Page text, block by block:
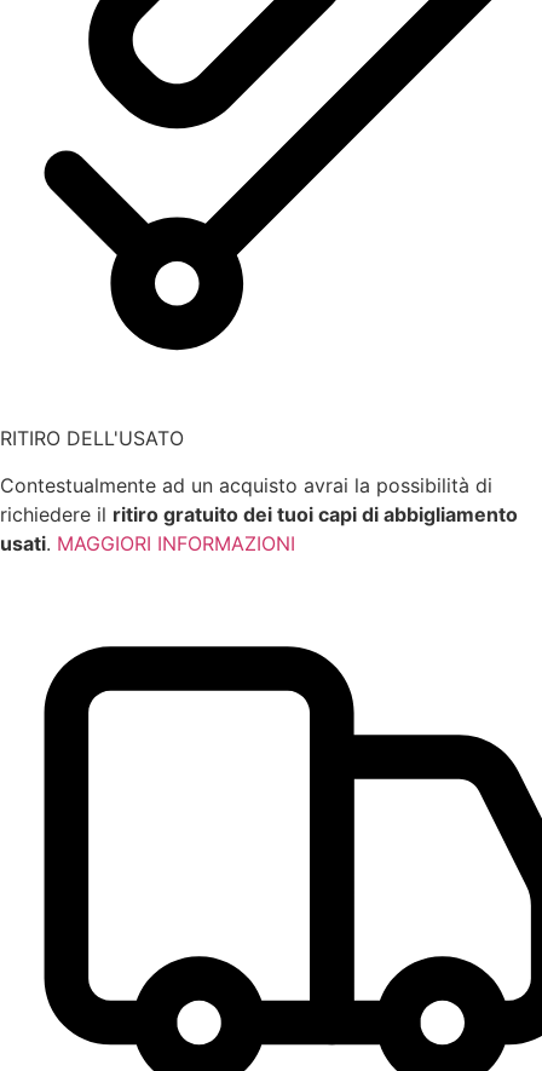
RITIRO DELL'USATO
Contestualmente ad un acquisto avrai la possibilità di
richiedere il ritiro gratuito dei tuoi capi di abbigliamento
usati. MAGGIORI INFORMAZIONI